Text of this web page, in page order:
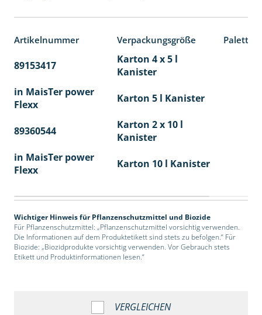
Artikelnummer Verpackungsgröße
89153417
Karton 4 x 5 l
Kanister
in MaisTer power
Flexx
Karton 5 l Kanister
89360544
Karton 2 x 10 l
Kanister
in MaisTer power
Flexx
Karton 10 l Kanister
Wichtiger Hinweis für Pflanzenschutzmittel und Biozide
Für Pflanzenschutzmittel: „Pflanzenschutzmittel vorsichtig verwenden.
Die Informationen auf dem Produktetikett sind stets zu befolgen.“ Für
Biozide: „Biozidprodukte vorsichtig verwenden. Vor Gebrauch stets
Etikett und Produktinformationen lesen.“
VERGLEICHEN